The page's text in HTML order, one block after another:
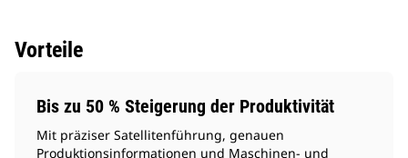
Vorteile
Bis zu 50 % Steigerung der Produktivität
Mit präziser Satellitenführung, genauen
Produktionsinformationen und Maschinen- und